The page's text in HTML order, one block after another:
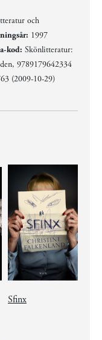
och
1997
kod: Skönlitteratur:
9789179642334
(2009-10-29)
Sfinx